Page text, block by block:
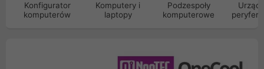
Konfigurator
komputerów
Komputery i
laptopy
Podzespoły
komputerowe